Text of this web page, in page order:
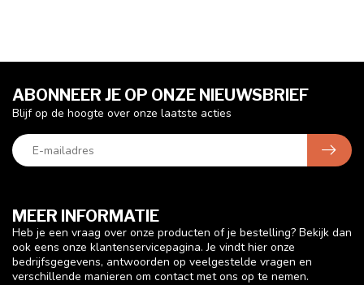
MEER INFORMATIE
Heb je een vraag over onze producten of je bestelling? Bekijk dan
ook eens onze klantenservicepagina. Je vindt hier onze
bedrijfsgegevens, antwoorden op veelgestelde vragen en
verschillende manieren om contact met ons op te nemen.
ABONNEER JE OP ONZE NIEUWSBRIEF
Blijf op de hoogte over onze laatste acties